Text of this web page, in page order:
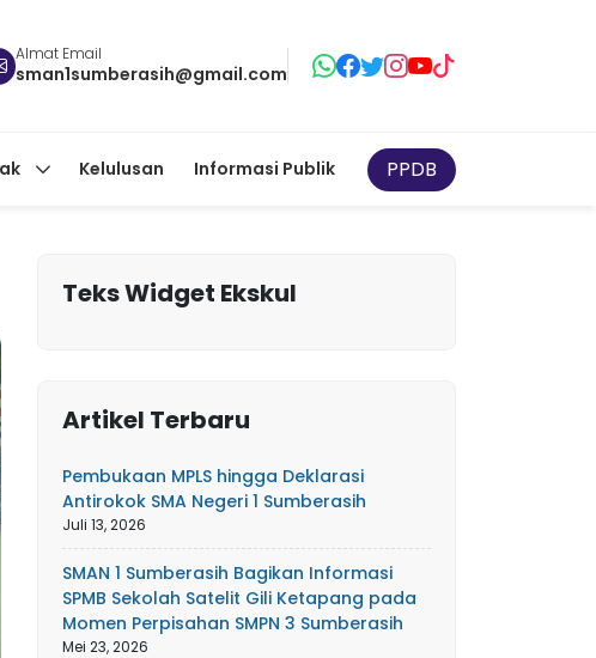
Almat Email
sman1sumberasih@gmail.com
Kelulusan Informasi Publik PPDB
Teks Widget Ekskul
Artikel Terbaru
Pembukaan MPLS hingga Deklarasi
Antirokok SMA Negeri 1 Sumberasih
Juli 13, 2026
SMAN 1 Sumberasih Bagikan Informasi
SPMB Sekolah Satelit Gili Ketapang pada
Momen Perpisahan SMPN 3 Sumberasih
Mei 23, 2026